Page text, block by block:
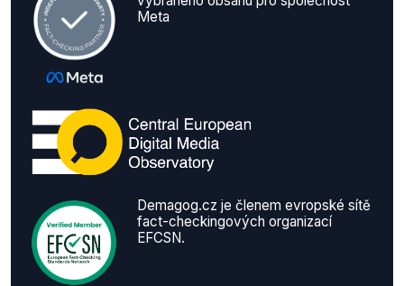
Meta
Demagog.cz je členem evropské sítě
fact-checkingových organizací
EFCSN.